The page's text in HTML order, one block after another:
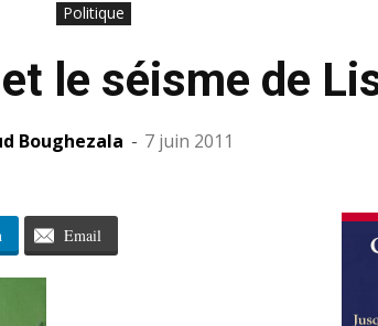
Politique
le séisme de
Boughezala - 7 juin 2011
Email